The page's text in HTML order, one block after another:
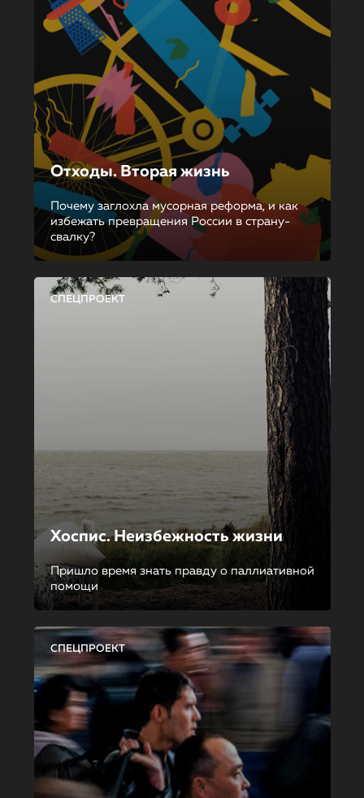
Отходы. Вторая жизнь
Почему заглохла мусорная реформа, и как
избежать превращения России в страну-
свалку?
СПЕЦПРОЕКТ
Хоспис. Неизбежность жизни
Пришло время знать правду о паллиативной
помощи
СПЕЦПРОЕКТ